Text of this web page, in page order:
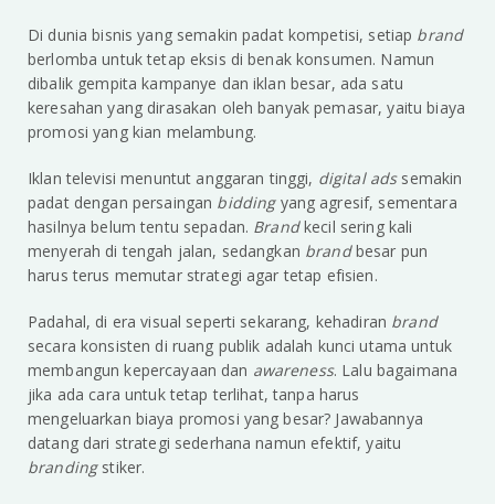
Di dunia bisnis yang semakin padat kompetisi, setiap brand
berlomba untuk tetap eksis di benak konsumen. Namun
dibalik gempita kampanye dan iklan besar, ada satu
keresahan yang dirasakan oleh banyak pemasar, yaitu biaya
promosi yang kian melambung.
Iklan televisi menuntut anggaran tinggi, digital ads semakin
padat dengan persaingan bidding yang agresif, sementara
hasilnya belum tentu sepadan. Brandkecil sering kali
menyerah di tengah jalan, sedangkan brandbesar pun
harus terus memutar strategi agar tetap efisien.
Padahal, di era visual seperti sekarang, kehadiran brand
secara konsisten di ruang publik adalah kunci utama untuk
membangun kepercayaan dan awareness. Lalu bagaimana
jika ada cara untuk tetap terlihat, tanpa harus
mengeluarkan biaya promosi yang besar? Jawabannya
datang dari strategi sederhana namun efektif, yaitu
branding stiker.